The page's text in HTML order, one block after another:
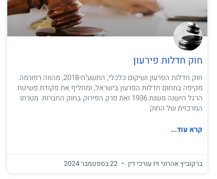
חוק חדלות פירעון
חוק חדלות הפרעון ושיקום כלכלי, התשע"ח-2018, מהווה רפורמה
מקיפה בתחום חדלות הפרעון בישראל, ומחליף את פקודת פשיטת
הרגל הישנה משנת 1936 ואת פרק הפירוק בחוק החברות. מטרתו
המרכזית של החוק
קרא עוד...
ברקוביץ אהרוני זיו עורכי דין